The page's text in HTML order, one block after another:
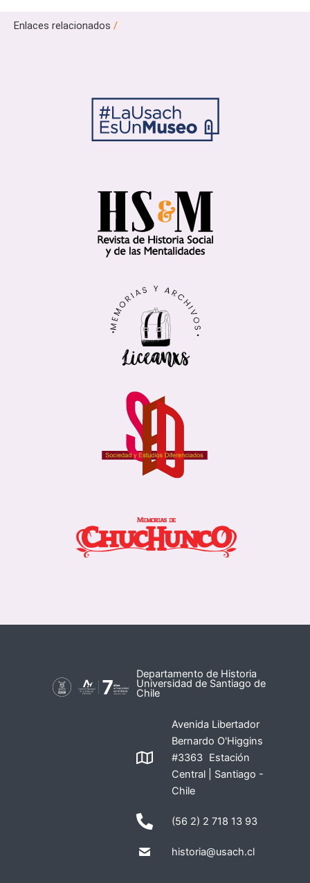
Enlaces relacionados /
Departamento de Historia
Universidad de Santiago de
Chile
Avenida Libertador
Bernardo O'Higgins
#3363 Estación
Central | Santiago -
Chile
(56 2) 2 718 13 93
historia@usach.cl